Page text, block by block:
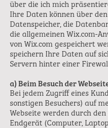
über die ich mich
Ihre Daten können über den
Datenspeicher, die
die allgemeinen Wix.com-
von Wix.com gespeichert
speichern Ihre Daten auf
Servern hinter einer
a) Beim Besuch der
Bei jedem Zugriff eines
sonstigen Besuchers) auf
Webseite werden durch
Endgerät (Computer,